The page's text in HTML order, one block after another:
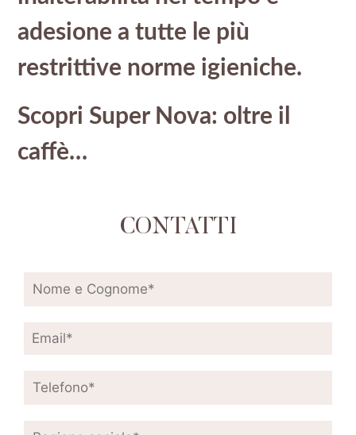
adesione a tutte le più
restrittive norme igieniche.
Scopri Super Nova: oltre il
caffè…
CONTATTI